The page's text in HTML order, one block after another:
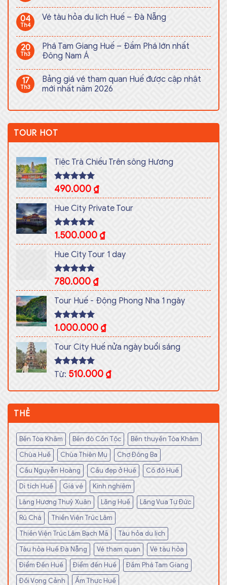
04
Th4
Vé tàu hỏa du lịch Huế – Đà Nẵng
20
Th3
Phá Tam Giang Huế – Đầm Phá lớn nhất
Đông Nam Á
17
Th3
Bảng giá vé tham quan Huế được cập nhật
mới nhất năm 2026
TOUR HOT
Tiệc Trà Chiều Trên sông Hương
Rated5.00
out of 5
490.000 ₫
Hue City Private Tour
Rated 5.00
out of 5
1.500.000 ₫
Hue City Tour 1 day
Rated5.00
out of 5
780.000 ₫
Tour Huế - Động Phong Nha 1 ngày
Rated5.00
out of 5
1.000.000 ₫
Tour City Huế nửa ngày buổi sáng
Rated5.00
Từ: 510.000 ₫
THẺ
Bến Tòa Khâm Bến đò Cồn Tộc
Bền thuyền Tòa Khâm
Chùa Huế
Chùa Thiên Mụ
Chợ Đông Ba
Cầu Nguyễn Hoàng
Cầu đẹp ở Huế
Cố đô Huế
Di tích Huế
Giá vé
Kinh nghiệm
Làng Hương Thuỷ Xuân
Lăng Huế
Lăng Vua Tự Đức
Rú Chá
Thiền Viện Trúc Lâm
Thiền Viện Trúc Lâm Bạch Mã
Tàu hỏa du lịch
Tàu hỏa Huế Đà Nẵng
Vé tham quan
Vé tàu hỏa
Điểm Đến Huế
Điểm đến Huế
Đầm Phá Tam Giang
Đồi Vọng Cảnh
Ẩm Thực Huế